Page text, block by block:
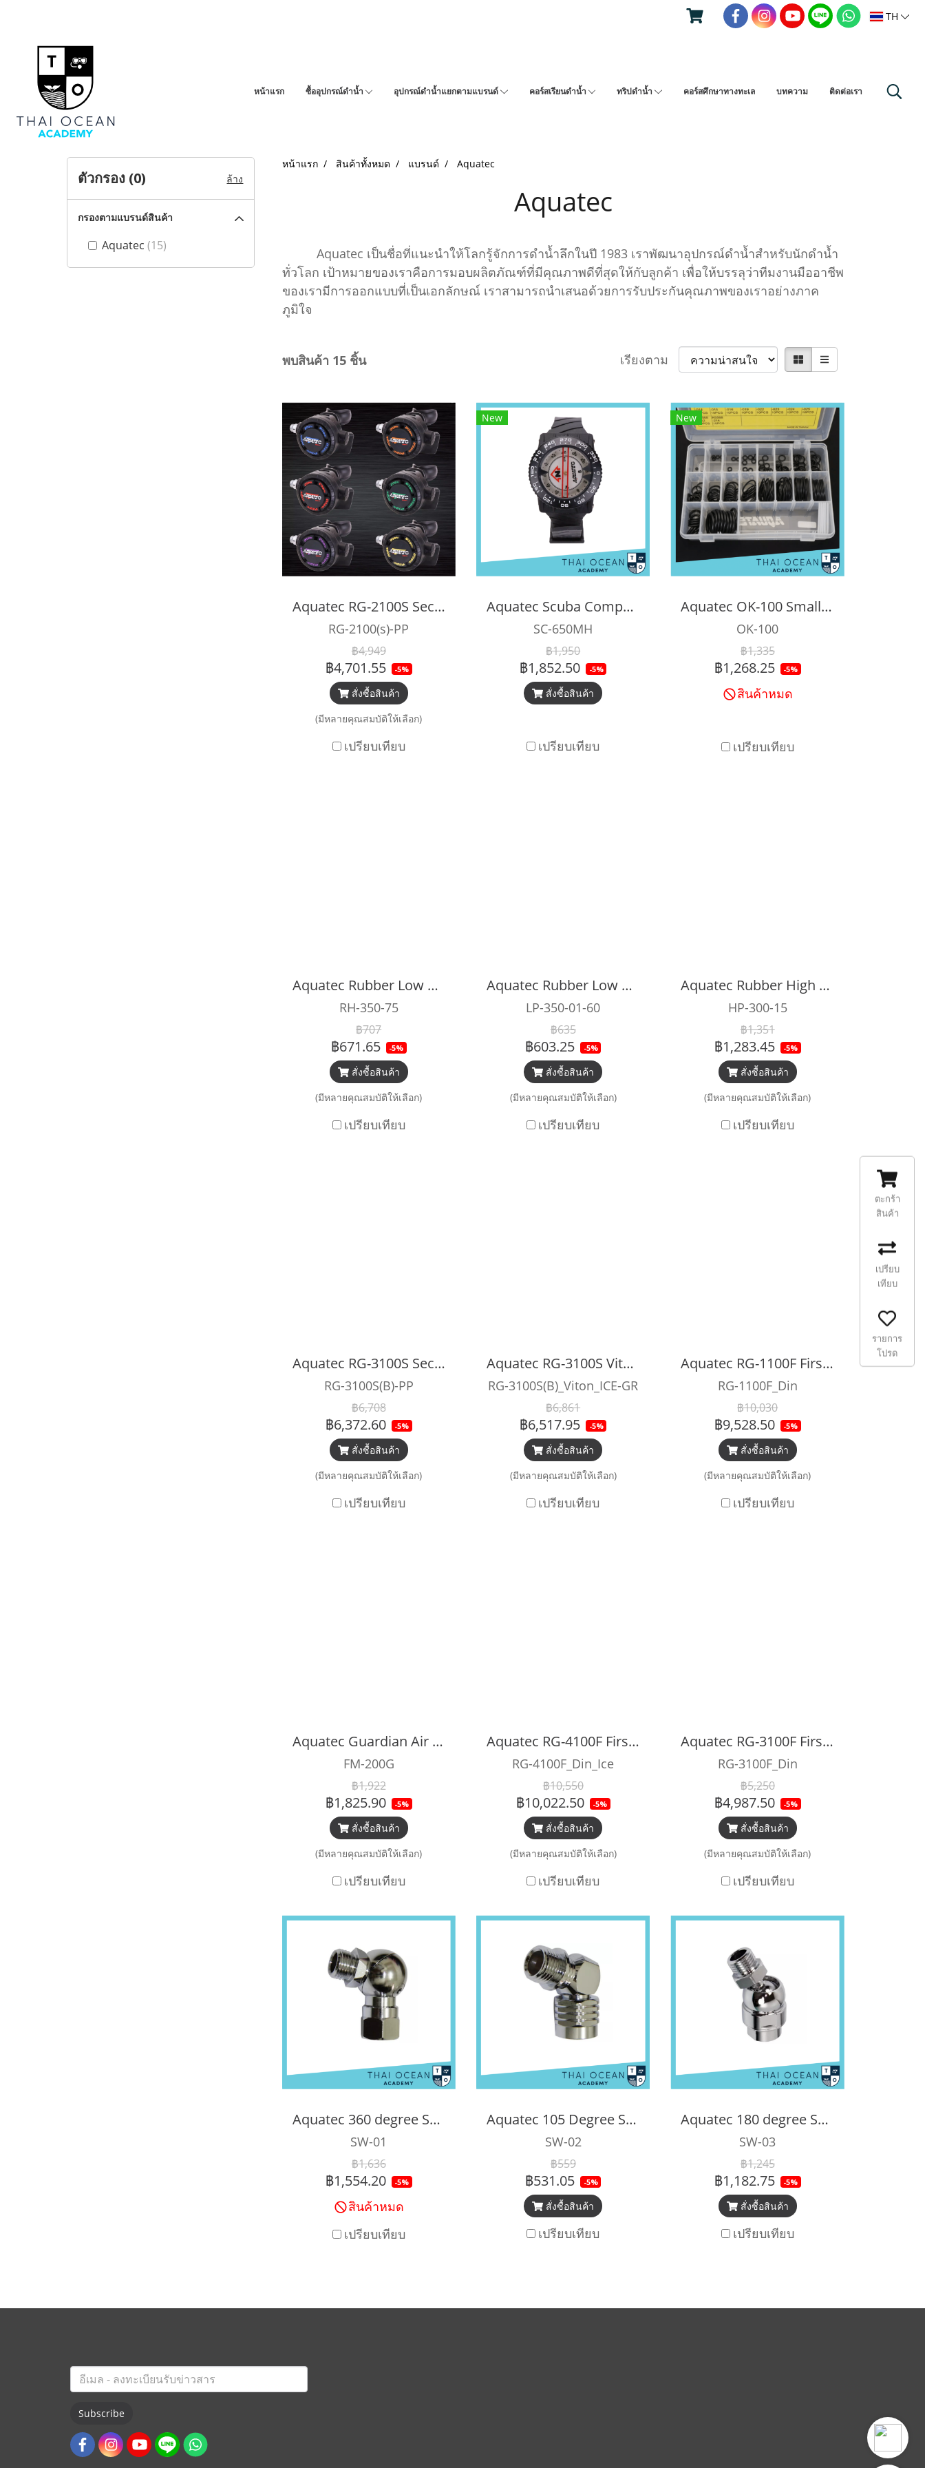
TH
หน้าแรก ซื้ออุปกรณ์ดำน้ำ อุปกรณ์ดำน้ำแยกตามแบรนด์ คอร์สเรียนดำน้ำ ทริปดำน้ำ คอร์สศึกษาทางทะเล บทความ ติดต่อเรา
หน้าแรก สินค้าทั้งหมด แบรนด์ Aquatec
Aquatec
Aquatec เป็นชื่อที่แนะนำให้โลกรู้จักการดำน้ำลึกในปี 1983 เราพัฒนาอุปกรณ์ดำน้ำสำหรับนักดำน้ำ
ทั่วโลก เป้าหมายของเราคือการมอบผลิตภัณฑ์ที่มีคุณภาพดีที่สุดให้กับลูกค้า เพื่อให้บรรลุว่าทีมงานมืออาชีพ
ของเรามีการออกแบบที่เป็นเอกลักษณ์ เราสามารถนำเสนอด้วยการรับประกันคุณภาพของเราอย่างภาค
ภูมิใจ
พบสินค้า 15 ชิ้น เรียงตาม
Aquatec RG-2100S Second Stage with 75cm Hose
RG-2100(s)-PP
฿4,949
฿4,701.55 -5%
สั่งซื้อสินค้า
(มีหลายคุณสมบัติให้เลือก)
เปรียบเทียบ
New
Aquatec Scuba Compass
SC-650MH
฿1,950
฿1,852.50 -5%
สั่งซื้อสินค้า
เปรียบเทียบ
New
Aquatec OK-100 Small O-Ring Kits
OK-100
฿1,335
฿1,268.25 -5%
สินค้าหมด
เปรียบเทียบ
Aquatec Rubber Low Pressure Regulator Hose
RH-350-75
฿707
฿671.65 -5%
สั่งซื้อสินค้า
(มีหลายคุณสมบัติให้เลือก)
เปรียบเทียบ
Aquatec Rubber Low pressure Inflator Hose
LP-350-01-60
฿635
฿603.25 -5%
สั่งซื้อสินค้า
(มีหลายคุณสมบัติให้เลือก)
เปรียบเทียบ
Aquatec Rubber High Pressure Hose
HP-300-15
฿1,351
฿1,283.45 -5%
สั่งซื้อสินค้า
(มีหลายคุณสมบัติให้เลือก)
เปรียบเทียบ
Aquatec RG-3100S Second Stage with 75cm Hose
RG-3100S(B)-PP
฿6,708
฿6,372.60 -5%
สั่งซื้อสินค้า
(มีหลายคุณสมบัติให้เลือก)
เปรียบเทียบ
Aquatec RG-3100S Viton Ice Second Stage with 75 cm Hose (Cold water)
RG-3100S(B)_Viton_ICE-GR
฿6,861
฿6,517.95 -5%
สั่งซื้อสินค้า
(มีหลายคุณสมบัติให้เลือก)
เปรียบเทียบ
Aquatec RG-1100F First Stage (Warm Water)
RG-1100F_Din
฿10,030
฿9,528.50 -5%
สั่งซื้อสินค้า
(มีหลายคุณสมบัติให้เลือก)
เปรียบเทียบ
Aquatec Guardian Air Filter
FM-200G
฿1,922
฿1,825.90 -5%
สั่งซื้อสินค้า
(มีหลายคุณสมบัติให้เลือก)
เปรียบเทียบ
Aquatec RG-4100F First Stage
RG-4100F_Din_Ice
฿10,550
฿10,022.50 -5%
สั่งซื้อสินค้า
(มีหลายคุณสมบัติให้เลือก)
เปรียบเทียบ
Aquatec RG-3100F First Stage
RG-3100F_Din
฿5,250
฿4,987.50 -5%
สั่งซื้อสินค้า
(มีหลายคุณสมบัติให้เลือก)
เปรียบเทียบ
Aquatec 360 degree Swivel Connector
SW-01
฿1,636
฿1,554.20 -5%
สินค้าหมด
เปรียบเทียบ
Aquatec 105 Degree Swivel Connector
SW-02
฿559
฿531.05 -5%
สั่งซื้อสินค้า
เปรียบเทียบ
Aquatec 180 degree Swivel Connector
SW-03
฿1,245
฿1,182.75 -5%
สั่งซื้อสินค้า
เปรียบเทียบ
ตัวกรอง (0) ล้าง
กรองตามแบรนด์สินค้า
Aquatec (15)
Subscribe
ตะกร้า
สินค้า
เปรียบ
เทียบ
รายการ
โปรด